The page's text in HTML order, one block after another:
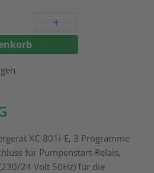
XC-801i-E, 3 Programme
für Pumpenstart-Relais,
24 Volt 50Hz) für die